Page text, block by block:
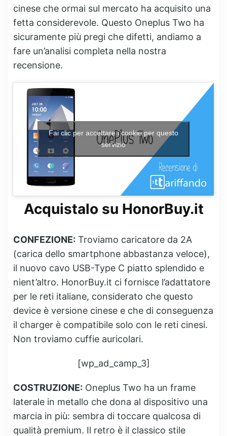
cinese che ormai sul mercato ha acquisito una
fetta considerevole. Questo Oneplus Two ha
sicuramente più pregi che difetti, andiamo a
fare un’analisi completa nella nostra
recensione.
Fai clic per accettare i cookie per questo
servizio
Acquistalo su HonorBuy.it
CONFEZIONE: Troviamo caricatore da 2A
(carica dello smartphone abbastanza veloce),
il nuovo cavo USB-Type C piatto splendido e
nient’altro. HonorBuy.it ci fornisce l’adattatore
per le reti italiane, considerato che questo
device è versione cinese e che di conseguenza
il charger è compatibile solo con le reti cinesi.
Non troviamo cuffie auricolari.
[wp_ad_camp_3]
COSTRUZIONE: Oneplus Two ha un frame
laterale in metallo che dona al dispositivo una
marcia in più: sembra di toccare qualcosa di
qualità premium. Il retro è il classico stile